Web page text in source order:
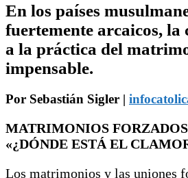
En los países
fuertemente arcaicos, la
a la práctica del
impensable.
Por Sebastián Sigler |
MATRIMONIOS
«¿DÓNDE ESTÁ EL
Los matrimonios y las uniones